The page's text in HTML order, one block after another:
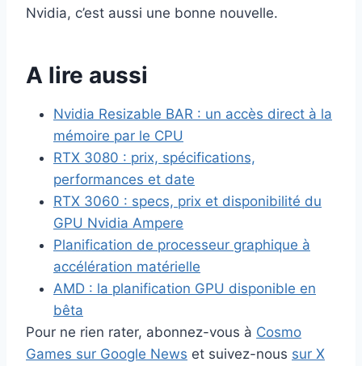
Nvidia, c’est aussi une bonne nouvelle.
A lire aussi
Nvidia Resizable BAR : un accès direct à la
mémoire par le CPU
RTX 3080 : prix, spécifications,
performances et date
RTX 3060 : specs, prix et disponibilité du
GPU Nvidia Ampere
Planification de processeur graphique à
accélération matérielle
AMD : la planification GPU disponible en
bêta
Pour ne rien rater, abonnez-vous à Cosmo
Games sur Google News et suivez-nous sur X